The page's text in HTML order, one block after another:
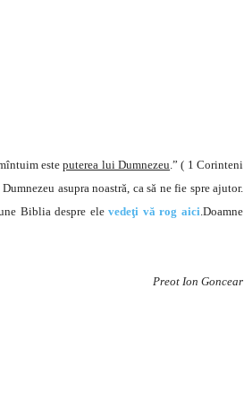
esteputerea lui Dumnezeu.” ( 1 Corinteni
asupra noastră, ca să ne fie spre ajutor.
Biblia despre elevedeţi vă rog aici.Doamne
Preot Ion Goncear